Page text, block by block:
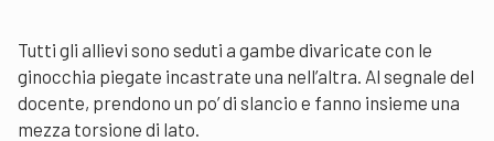
Tutti gli allievi sono seduti a gambe divaricate con le
ginocchia piegate incastrate una nell’altra. Al segnale del
docente, prendono un po’ di slancio e fanno insieme una
mezza torsione di lato.